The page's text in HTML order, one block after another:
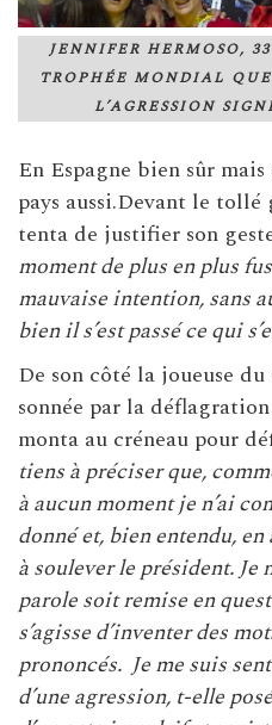
JENNIFER HERMOSO,
TROPHÉE MONDIAL
L’AGRESSION
En Espagne bien sûr
pays aussi.Devant le
tenta de justifier son
moment de plus en plus
mauvaise intention, sans
bien il s’est passé ce qui
De son côté la joueuse du
sonnée par la
monta au créneau pour
tiens à préciser que,
à aucun moment je n’ai
donné et, bien entendu, en
à soulever le président. Je
parole soit remise en
s’agisse d’inventer des
prononcés. Je me suis
d’une agression, t-elle